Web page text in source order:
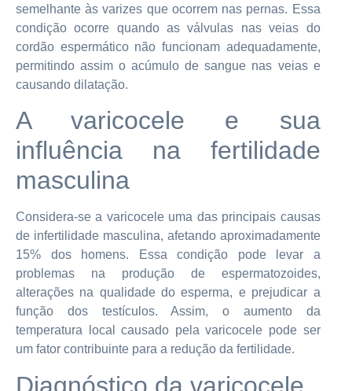
semelhante às varizes que ocorrem nas pernas. Essa
condição ocorre quando as válvulas nas veias do
cordão espermático não funcionam adequadamente,
permitindo assim o acúmulo de sangue nas veias e
causando dilatação.
A varicocele e sua
influência na fertilidade
masculina
Considera-se a varicocele uma das principais causas
de infertilidade masculina, afetando aproximadamente
15% dos homens. Essa condição pode levar a
problemas na produção de espermatozoides,
alterações na qualidade do esperma, e prejudicar a
função dos testículos. Assim, o aumento da
temperatura local causado pela varicocele pode ser
um fator contribuinte para a redução da fertilidade.
Diagnóstico da varicocele